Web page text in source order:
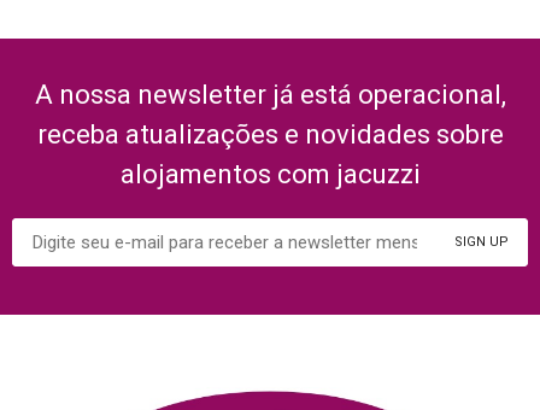
A nossa newsletter já está operacional,
receba atualizações e novidades sobre
alojamentos com jacuzzi